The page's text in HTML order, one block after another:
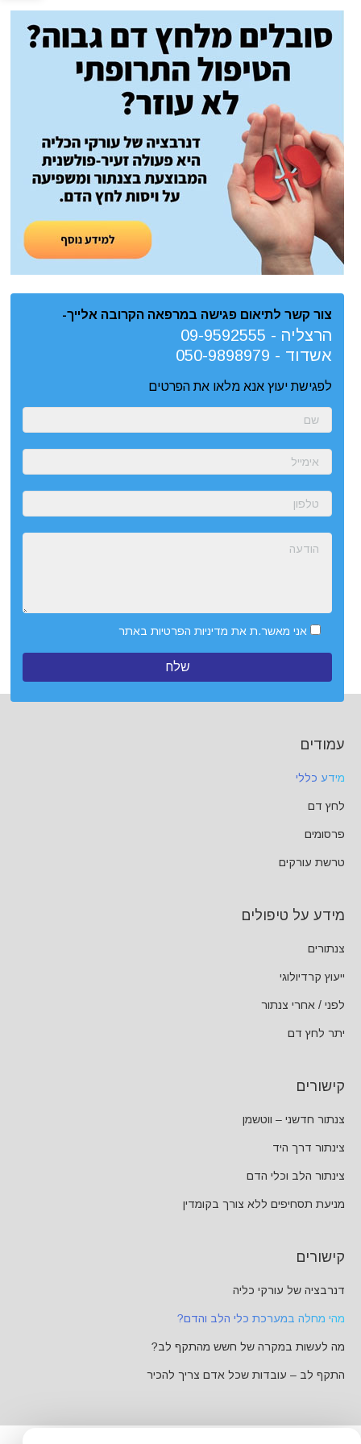
צור קשר לתיאום פגישה במרפאה הקרובה אלייך-
הרצליה - 09-9592555
אשדוד - 050-9898979
לפגישת יעוץ אנא מלאו את הפרטים
אני מאשר.ת את מדיניות הפרטיות באתר
עמודים
מידע כללי
לחץ דם
פרסומים
טרשת עורקים
מידע על טיפולים
צנתורים
ייעוץ קרדיולוגי
לפני / אחרי צנתור
יתר לחץ דם
קישורים
צנתור חדשני – ווטשמן
צינתור דרך היד
צינתור הלב וכלי הדם
מניעת תסחיפים ללא צורך בקומדין
קישורים
דנרבציה של עורקי כליה
מהי מחלה במערכת כלי הלב והדם?
מה לעשות במקרה של חשש מהתקף לב?
התקף לב – עובדות שכל אדם צריך להכיר